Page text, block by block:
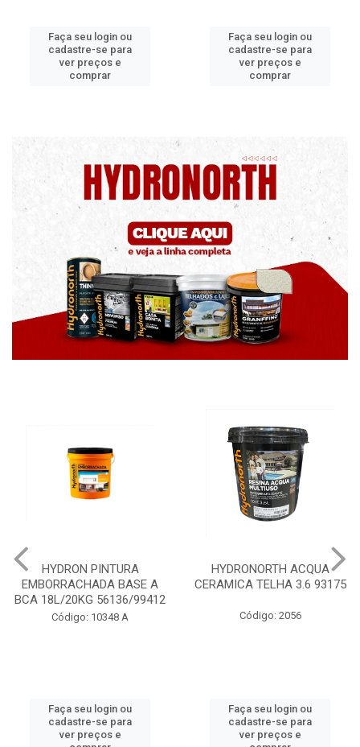
Faça seu login ou
cadastre-se para
ver preços e
comprar
Faça seu login ou
cadastre-se para
ver preços e
comprar
A
99412
HYDRONORTH ACQUA
CERAMICA TELHA 3.6 93175
Código: 2056
Faça seu login ou
cadastre-se para
ver preços e
HYDRONORTH
PEDRAS
Código: 10383
Faça seu login
cadastre-se
ver preços e